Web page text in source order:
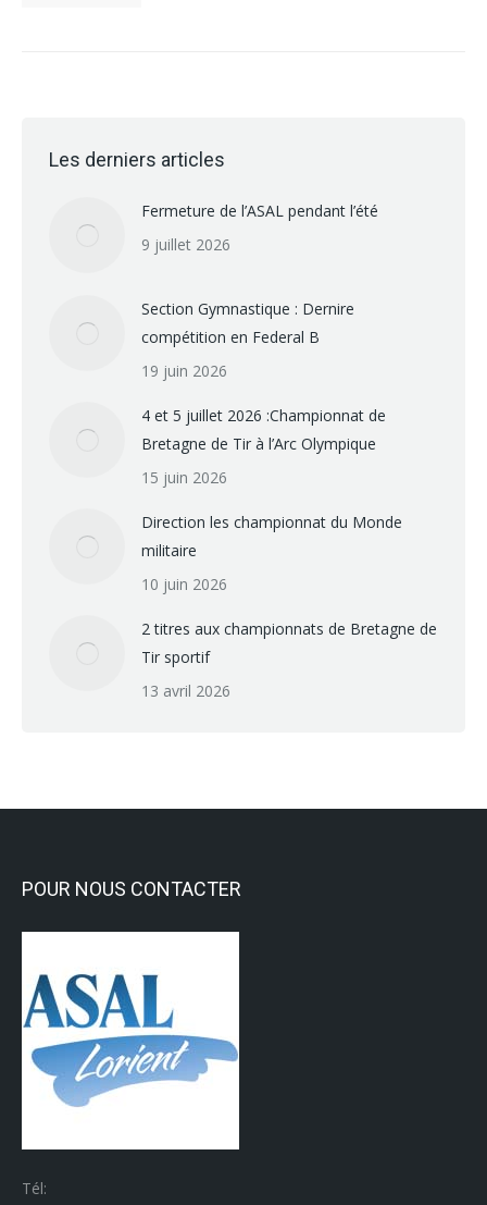
Les derniers articles
Fermeture de l’ASAL pendant l’été
9 juillet 2026
Section Gymnastique : Dernire
compétition en Federal B
19 juin 2026
4 et 5 juillet 2026 :Championnat de
Bretagne de Tir à l’Arc Olympique
15 juin 2026
Direction les championnat du Monde
militaire
10 juin 2026
2 titres aux championnats de Bretagne de
Tir sportif
13 avril 2026
POUR NOUS CONTACTER
Tél: